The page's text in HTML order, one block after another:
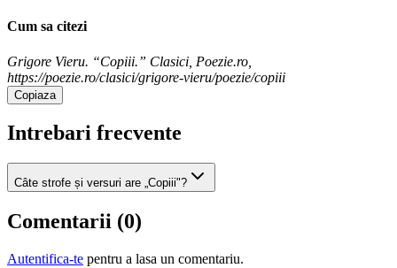
Cum sa citezi
Grigore Vieru. “Copiii.” Clasici, Poezie.ro,
https://poezie.ro/clasici/grigore-vieru/poezie/copiii
Copiaza
Intrebari frecvente
Câte strofe și versuri are „Copiii"?
Comentarii (0)
Autentifica-te pentru a lasa un comentariu.